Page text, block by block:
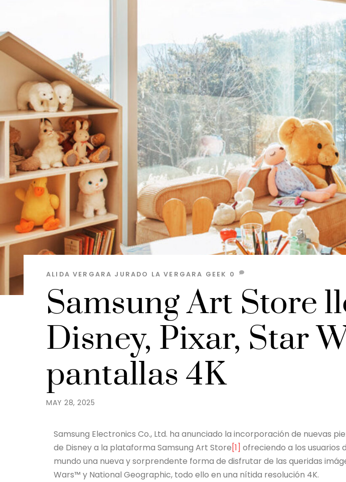
MAY 28, 2025
Samsung Art Store
Disney, Pixar, Star
pantallas 4K
ALIDA VERGARA JURADO LA VERGARA GEEK 0
Samsung Electronics Co., Ltd. ha anunciado la incorporación de nuevas
de Disney a la plataforma Samsung Art Store[1] ofreciendo a los usuarios
mundo una nueva y sorprendente forma de disfrutar de las queridas
Wars™ y National Geographic, todo ello en una nítida resolución 4K.